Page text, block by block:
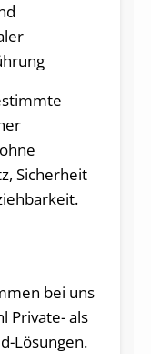
Sicherheit
bei uns
Private- als
Lösungen.